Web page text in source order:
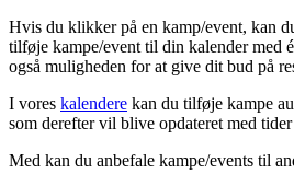
Hvis du klikker på en kamp/event, kan
tilføje kampe/event til din kalender med
også muligheden for at give dit bud på
I vores kalendere kan du tilføje kampe
som derefter vil blive opdateret med
Med kan du anbefale kampe/events til